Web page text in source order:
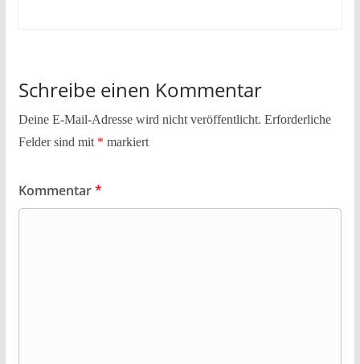
Schreibe einen Kommentar
Deine E-Mail-Adresse wird nicht veröffentlicht. Erforderliche
Felder sind mit * markiert
Kommentar*